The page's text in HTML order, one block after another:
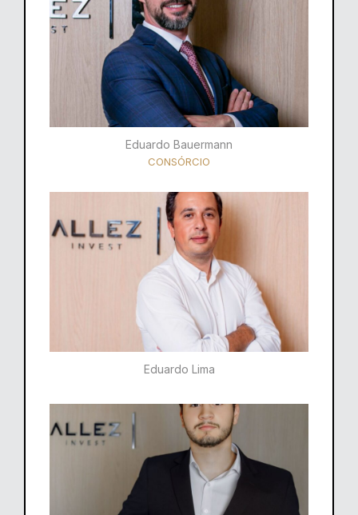
Eduardo Bauermann
CONSÓRCIO
Eduardo Lima